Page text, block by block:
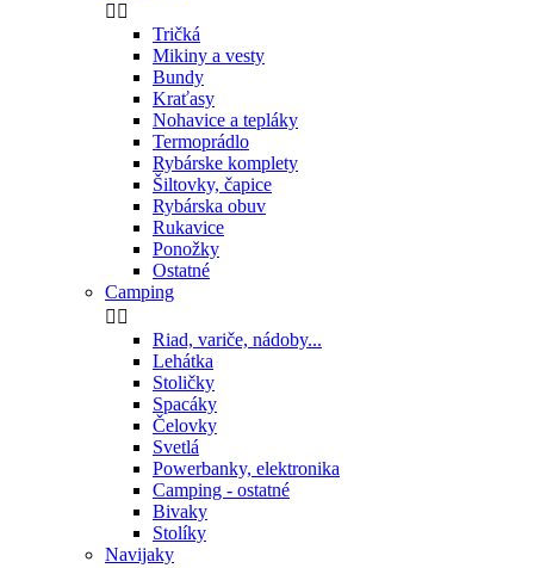
 
Tričká
Mikiny a vesty
Bundy
Kraťasy
Nohavice a tepláky
Termoprádlo
Rybárske komplety
Šiltovky, čapice
Rybárska obuv
Rukavice
Ponožky
Ostatné
Camping
 
Riad, variče, nádoby...
Lehátka
Stoličky
Spacáky
Čelovky
Svetlá
Powerbanky, elektronika
Camping - ostatné
Bivaky
Stolíky
Navijaky